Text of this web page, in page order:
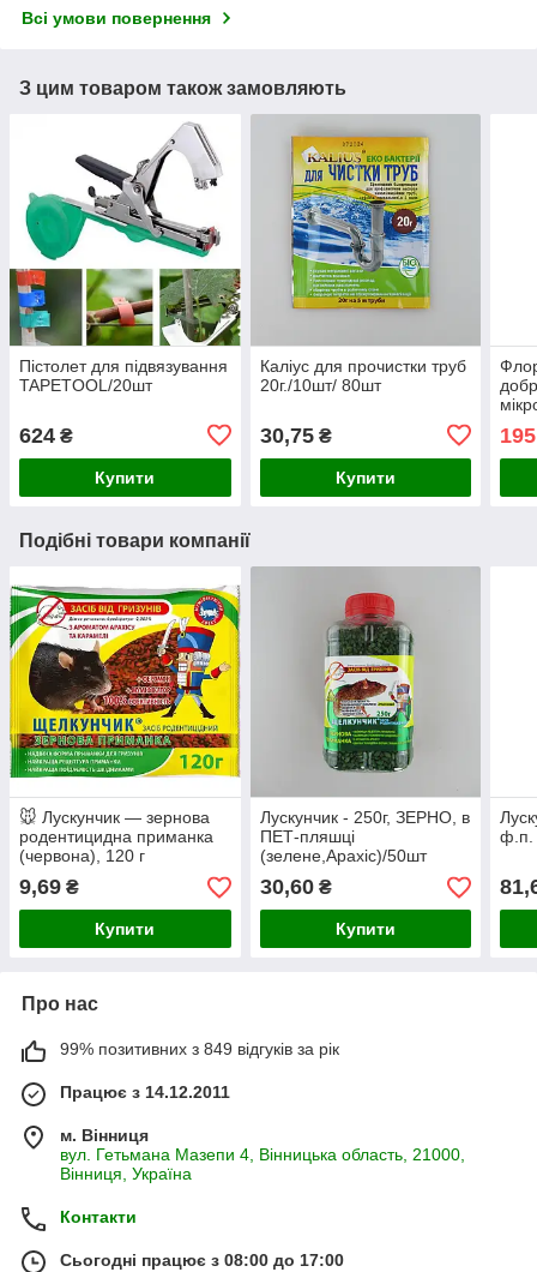
Всі умови повернення
З цим товаром також замовляють
Пістолет для підвязування
TAPETOOL/20шт
624 ₴
Купити
Каліус для прочистки труб
20г./10шт/ 80шт
30,75₴
Купити
Подібні товари компанії
🐭 Лускунчик — зернова
родентицидна приманка
(червона), 120 г
9,69 ₴
Купити
Лускунчик - 250г, ЗЕРНО, в
ПЕТ-пляшці
(зелене,Арахіс)/50шт
30,60₴
Купити
ф.п.
Про нас
99% позитивних з 849 відгуків за рік
Працює з 14.12.2011
м. Вінниця
вул. Гетьмана Мазепи 4, Вінницька область, 21000,
Вінниця, Україна
Контакти
Сьогодні працює з 08:00 до 17:00